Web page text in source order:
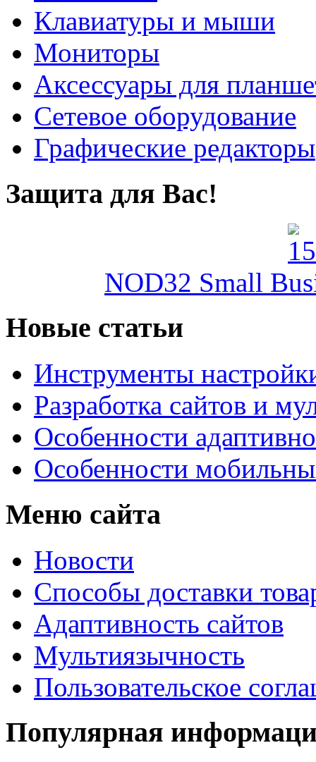
Клавиатуры и мыши
Мониторы
Аксессуары для
Сетевое оборудование
Графические редакторы
Защита для Вас!
NOD32 Small
Новые статьи
Инструменты
Разработка сайтов и
Особенности
Особенности
Меню сайта
Новости
Способы доставки
Адаптивность сайтов
Мультиязычность
Пользовательское
Популярная